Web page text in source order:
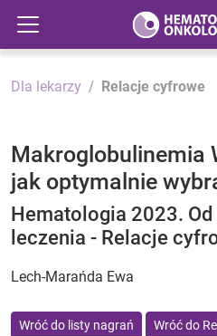
Dla lekarzy Relacje cyfrowe
Makroglobulinemia
jak optymalnie
Hematologia 2023.
leczenia - Relacje
Lech-Marańda Ewa
Wróć do listy nagrań Wróć do